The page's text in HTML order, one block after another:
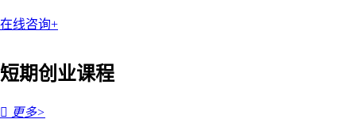
在线咨询+
短期创业课程
 更多>